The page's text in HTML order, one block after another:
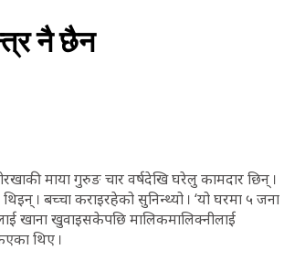
नै छैन
माया गुरुङ चार वर्षदेखि घरेलु कामदार छिन् ।
। बच्चा कराइरहेको सुनिन्थ्यो । ‘यो घरमा ५ जना
खाना खुवाइसकेपछि मालिकमालिक्नीलाई
थिए ।